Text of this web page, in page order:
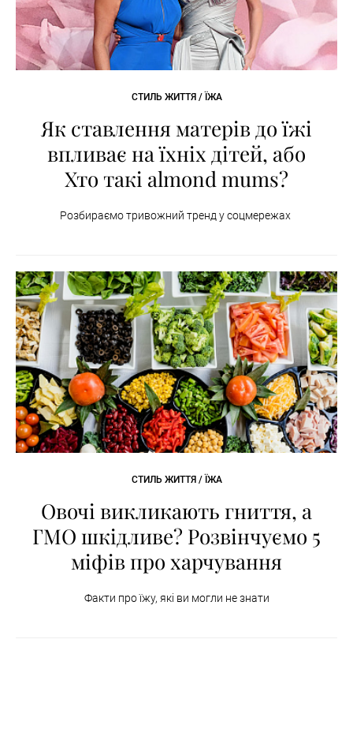
СТИЛЬ ЖИТТЯ / ЇЖА
Як ставлення матерів до їжі
впливає на їхніх дітей, або
Хто такі almond mums?
Розбираємо тривожний тренд у соцмережах
СТИЛЬ ЖИТТЯ / ЇЖА
Овочі викликають гниття, а
ГМО шкідливе? Розвінчуємо 5
міфів про харчування
Факти про їжу, які ви могли не знати